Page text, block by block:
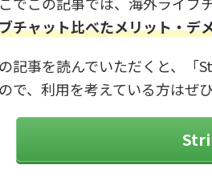
チャット比べたメリット・デ
記事を読んでいただくと、
で、利用を考えている方はぜ